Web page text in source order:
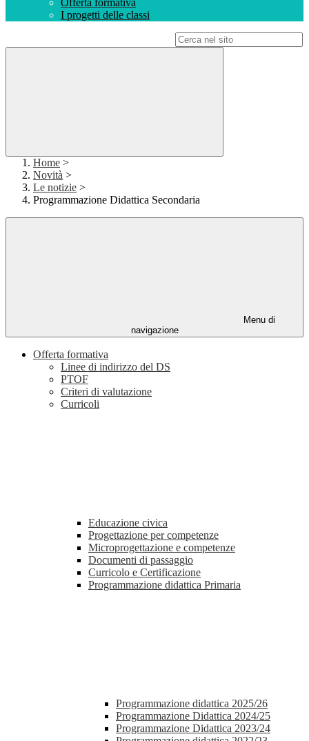
Offerta formativa
I progetti delle classi
Home >
Novità >
Le notizie >
Programmazione Didattica Secondaria
Menu di
navigazione
Offerta formativa
Linee di indirizzo del DS
PTOF
Criteri di valutazione
Curricoli
Educazione civica
Progettazione per competenze
Microprogettazione e competenze
Documenti di passaggio
Curricolo e Certificazione
Programmazione didattica Primaria
Programmazione didattica 2025/26
Programmazione Didattica 2024/25
Programmazione Didattica 2023/24